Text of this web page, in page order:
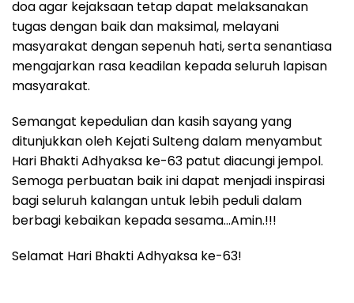
doa agar kejaksaan tetap dapat melaksanakan
tugas dengan baik dan maksimal, melayani
masyarakat dengan sepenuh hati, serta senantiasa
mengajarkan rasa keadilan kepada seluruh lapisan
masyarakat.
Semangat kepedulian dan kasih sayang yang
ditunjukkan oleh Kejati Sulteng dalam menyambut
Hari Bhakti Adhyaksa ke-63 patut diacungi jempol.
Semoga perbuatan baik ini dapat menjadi inspirasi
bagi seluruh kalangan untuk lebih peduli dalam
berbagi kebaikan kepada sesama…Amin.!!!
Selamat Hari Bhakti Adhyaksa ke-63!